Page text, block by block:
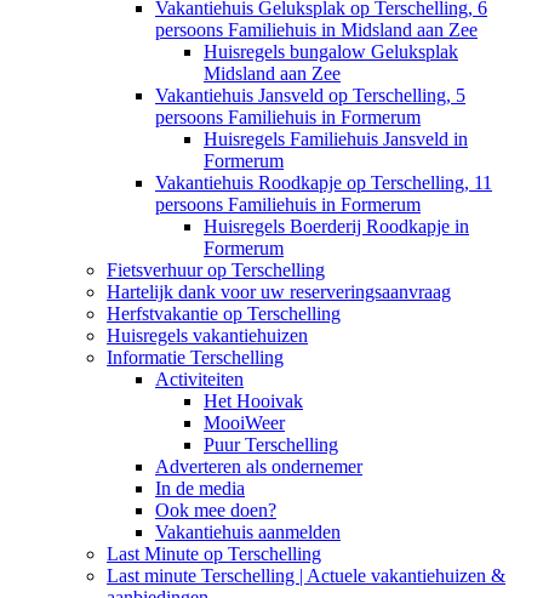
Vakantiehuis Geluksplak op Terschelling, 6
persoons Familiehuis in Midsland aan Zee
Huisregels bungalow Geluksplak
Midsland aan Zee
Vakantiehuis Jansveld op Terschelling, 5
persoons Familiehuis in Formerum
Huisregels Familiehuis Jansveld in
Formerum
Vakantiehuis Roodkapje op Terschelling, 11
persoons Familiehuis in Formerum
Huisregels Boerderij Roodkapje in
Formerum
Fietsverhuur op Terschelling
Hartelijk dank voor uw reserveringsaanvraag
Herfstvakantie op Terschelling
Huisregels vakantiehuizen
Informatie Terschelling
Activiteiten
Het Hooivak
MooiWeer
Puur Terschelling
Adverteren als ondernemer
In de media
Ook mee doen?
Vakantiehuis aanmelden
Last Minute op Terschelling
Last minute Terschelling | Actuele vakantiehuizen &